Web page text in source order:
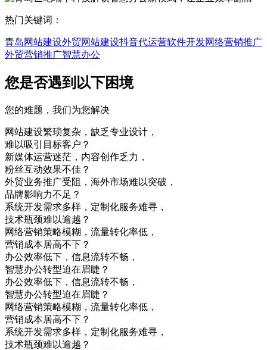
热门关键词：
青岛网站建设外贸网站建设抖音代运营软件开发网络营销推广
外贸营销推广智慧办公
您是否遇到以下困境
您的难题，我们为您解决
网站建设繁琐复杂，缺乏专业设计，
难以吸引目标客户？
新媒体运营迷茫，内容创作乏力，
粉丝互动效果不佳？
外贸业务推广受阻，海外市场难以突破，
品牌影响力不足？
系统开发需求多样，定制化服务难寻，
技术瓶颈难以逾越？
网络营销策略模糊，流量转化率低，
营销成本居高不下？
办公效率低下，信息流转不畅，
智慧办公转型迫在眉睫？
办公效率低下，信息流转不畅，
智慧办公转型迫在眉睫？
网络营销策略模糊，流量转化率低，
营销成本居高不下？
系统开发需求多样，定制化服务难寻，
技术瓶颈难以逾越？